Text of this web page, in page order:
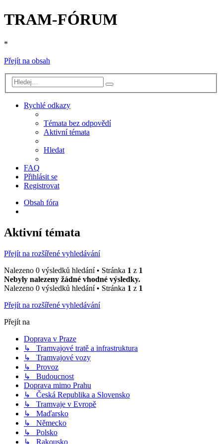
TRAM-FÓRUM
*
Přejít na obsah
Hledat
Rychlé odkazy
Témata bez odpovědí
Aktivní témata
Hledat
FAQ
Přihlásit se
Registrovat
Obsah fóra
Aktivní témata
Přejít na rozšířené vyhledávání
Nalezeno 0 výsledků hledání • Stránka 1 z 1
Nebyly nalezeny žádné vhodné výsledky.
Nalezeno 0 výsledků hledání • Stránka 1 z 1
Přejít na rozšířené vyhledávání
Přejít na
Doprava v Praze
↳ Tramvajové tratě a infrastruktura
↳ Tramvajové vozy
↳ Provoz
↳ Budoucnost
Doprava mimo Prahu
↳ Česká Republika a Slovensko
↳ Tramvaje v Evropě
↳ Maďarsko
↳ Německo
↳ Polsko
↳ Rakousko